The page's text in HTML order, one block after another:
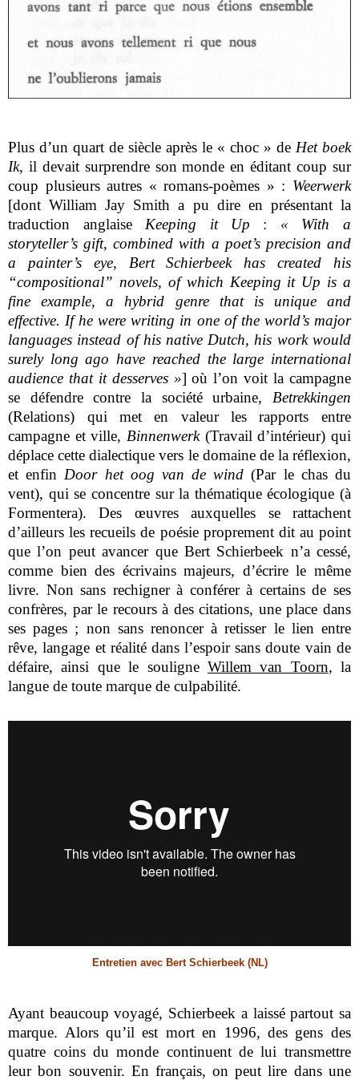
Plus d’un quart de siècle après le « choc » de Het boek
Ik, il devait surprendre son monde en éditant coup sur
coup plusieurs autres « romans-poèmes » : Weerwerk
[dont William Jay Smith a pu dire en présentant la
traduction anglaiseKeeping it Up : « With a
storyteller’s gift, combined with a poet’s precision and
a painter’s eye, Bert Schierbeek has created his
“compositional” novels, of which Keeping it Up is a
fine example, a hybrid genre that is unique and
effective. If he were writing in one of the world’s major
languages instead of his native Dutch, his work would
surely long ago have reached the large international
audience that it desserves »] où l’on voit la campagne
se défendre contre la société urbaine, Betrekkingen
(Relations) qui met en valeur les rapports entre
campagne et ville, Binnenwerk(Travail d’intérieur) qui
déplace cette dialectique vers le domaine de la réflexion,
et enfinDoor het oog van de wind (Par le chas du
vent), qui se concentre sur la thématique écologique (à
Formentera). Des œuvres auxquelles se rattachent
d’ailleurs les recueils de poésie proprement dit au point
que l’on peut avancer que Bert Schierbeek n’a cessé,
comme bien des écrivains majeurs, d’écrire le même
livre. Non sans rechigner à conférer à certains de ses
confrères, par le recours à des citations, une place dans
ses pages ; non sans renoncer à retisser le lien entre
rêve, langage et réalité dans l’espoir sans doute vain de
défaire, ainsi que le souligne Willem van Toorn, la
langue de toute marque de culpabilité.
Entretien avec Bert Schierbeek (NL)
Ayant beaucoup voyagé, Schierbeek a laissé partout sa
marque. Alors qu’il est mort en 1996, des gens des
quatre coins du monde continuent de lui transmettre
leur bon souvenir. En français, on peut lire dans une